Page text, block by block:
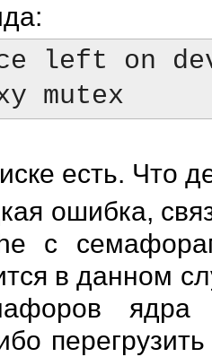
left on
есть. Что
ошибка,
с
в данном
ядра